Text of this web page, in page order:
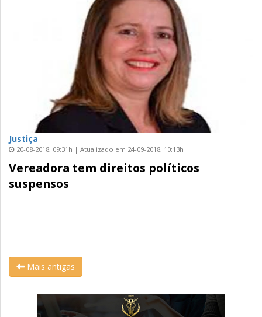
Justiça
20-08-2018, 09:31h | Atualizado em 24-09-2018, 10:13h
Vereadora tem direitos políticos
suspensos
Mais antigas